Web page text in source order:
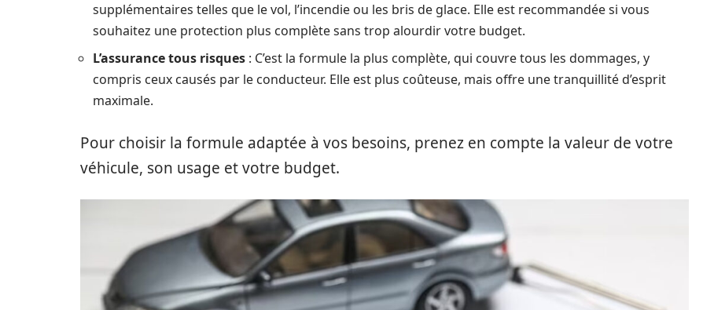
supplémentaires telles que le vol, l’incendie ou les bris de glace. Elle est recommandée si vous
souhaitez une protection plus complète sans trop alourdir votre budget.
L’assurance tous risques : C’est la formule la plus complète, qui couvre tous les dommages, y
compris ceux causés par le conducteur. Elle est plus coûteuse, mais offre une tranquillité d’esprit
maximale.
Pour choisir la formule adaptée à vos besoins, prenez en compte la valeur de votre
véhicule, son usage et votre budget.